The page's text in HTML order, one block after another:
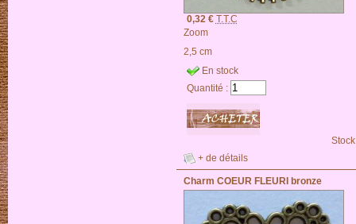
0,32 € T.T.C
Zoom
2,5 cm
En stock
Quantité :
+ de détails
Charm COEUR FLEURI bronze